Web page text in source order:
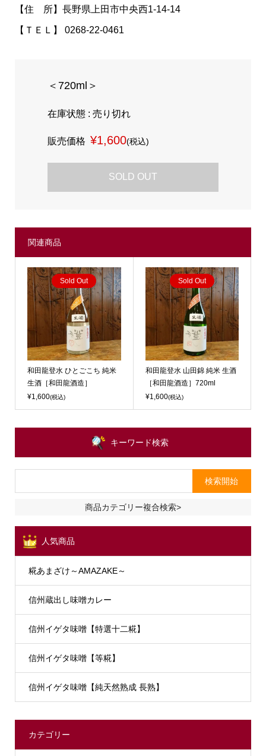
【住 所】長野県上田市中央西1-14-14
【ＴＥＬ】 0268-22-0461
＜720ml＞
在庫状態 : 売り切れ
販売価格 ¥1,600(税込)
SOLD OUT
関連商品
Sold Out
和田龍登水 ひとごこち 純米
生酒［和田龍酒造］
¥1,600(税込)
Sold Out
和田龍登水 山田錦 純米 生酒
［和田龍酒造］720ml
¥1,600(税込)
キーワード検索
商品カテゴリー複合検索>
人気商品
糀あまざけ～AMAZAKE～
信州蔵出し味噌カレー
信州イゲタ味噌【特選十二糀】
信州イゲタ味噌【等糀】
信州イゲタ味噌【純天然熟成 長熟】
カテゴリー